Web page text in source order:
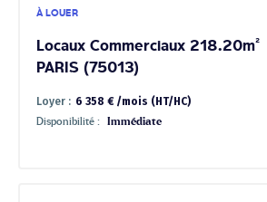
À LOUER
Locaux Commerciaux 218.20m²
PARIS (75013)
Loyer : 6 358 € /mois (HT/HC)
Disponibilité : Immédiate